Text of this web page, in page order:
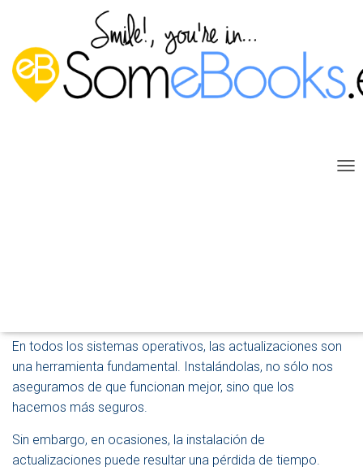
O
En todos los sistemas operativos, las actualizaciones son
una herramienta fundamental. Instalándolas, no sólo nos
aseguramos de que funcionan mejor, sino que los
hacemos más seguros.
Sin embargo, en ocasiones, la instalación de
actualizaciones puede resultar una pérdida de tiempo.